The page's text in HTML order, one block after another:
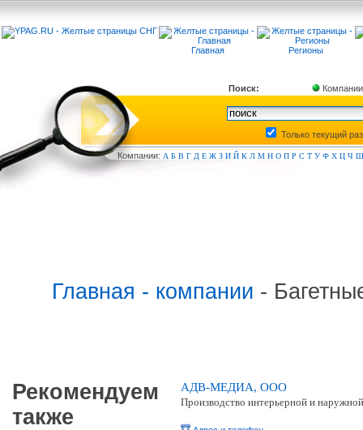
Главная Регионы
Поиск: Компании
Только текущий
Компании: А Б В Г Д Е Ж З И Й К Л М Н О П Р С Т У Ф Х Ц Ч Ш
Главная - компании -
Рекомендуем
также
АДВ-МЕДИА, ООО
Производство интерьерной и